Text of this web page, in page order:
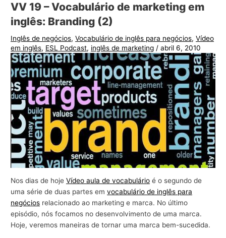
VV 19 – Vocabulário de marketing em
inglês: Branding (2)
Inglês de negócios,Vocabulário de inglês para negócios,Vídeo
em inglês, ESL Podcast, inglês de marketing /abril 6, 2010
Nos dias de hojeVídeo aula de vocabulário é o segundo de
uma série de duas partes emvocabulário de inglês para
negócios relacionado ao marketing e marca. No último
episódio, nós focamos no desenvolvimento de uma marca.
Hoje, veremos maneiras de tornar uma marca bem-sucedida.
ê
s
p
a
r
a
n
e
g
ó
i
s